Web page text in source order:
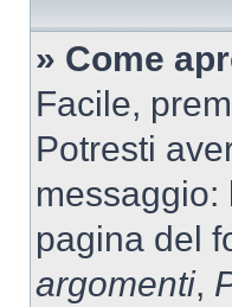
» Come
Facile,
Potresti
pagina del
argomenti,